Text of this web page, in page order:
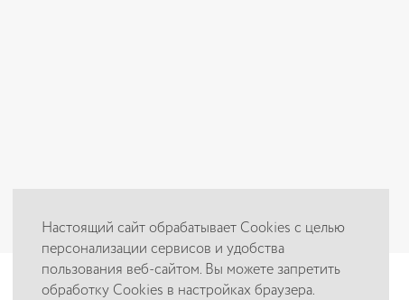
Цены, приведённые на сайте, не окончательные, не
Настоящий сайт обрабатывает Cookies с целью
персонализации сервисов и удобства
пользования веб-сайтом. Вы можете запретить
обработку Cookies в настройках браузера.